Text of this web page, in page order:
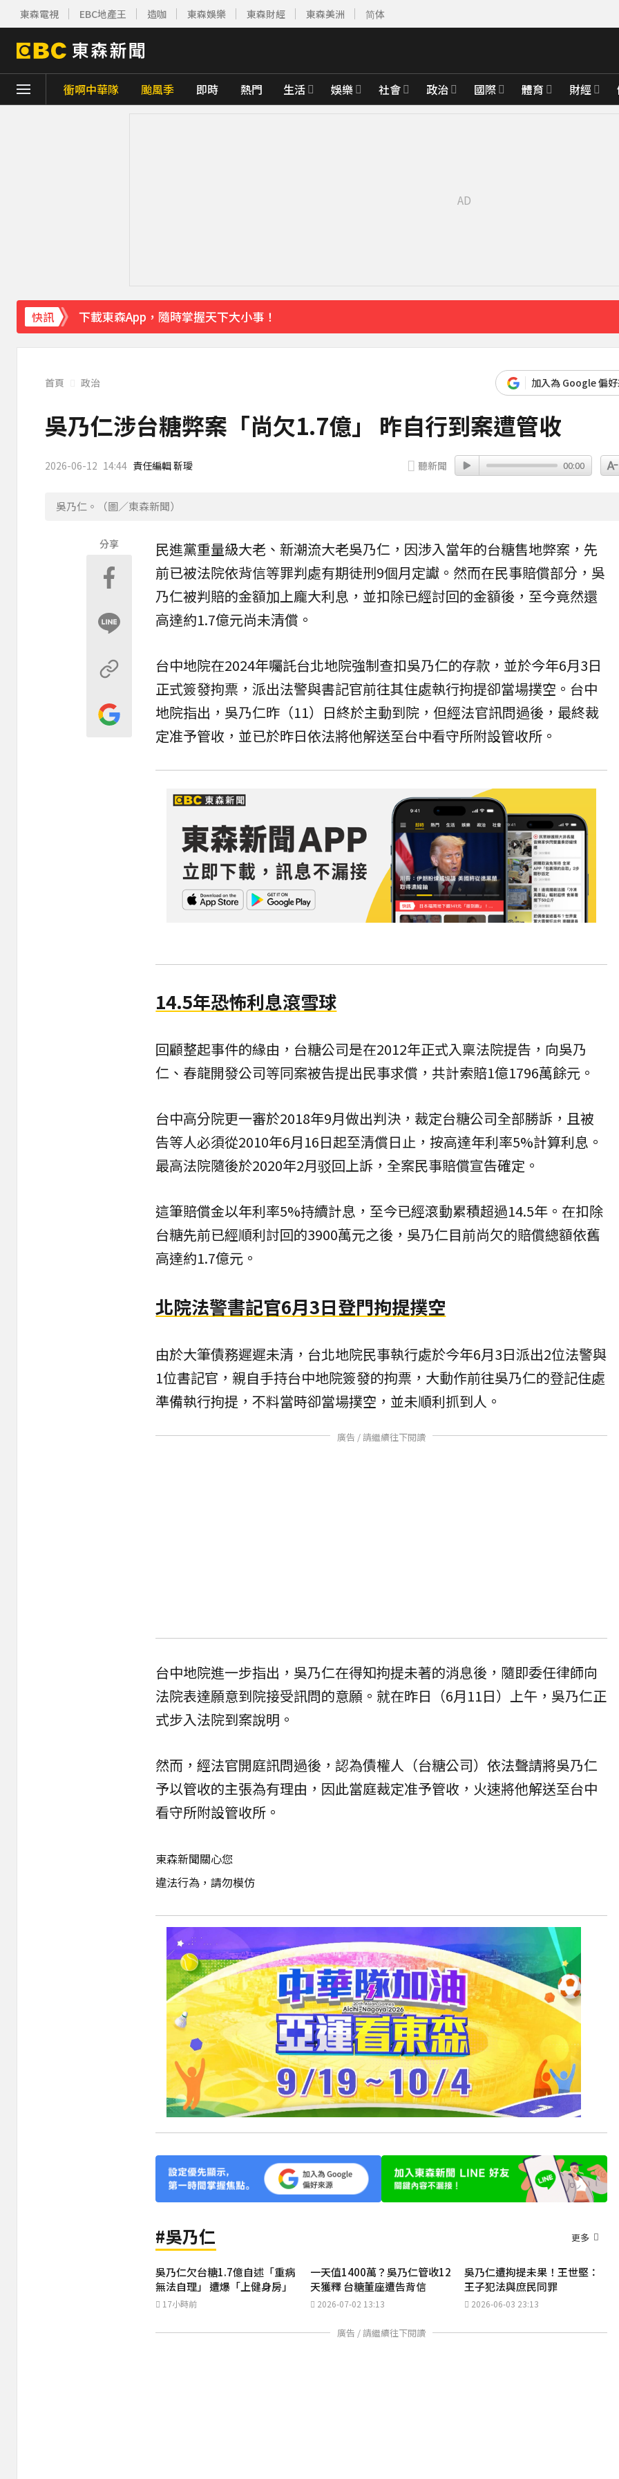
東森電視 EBC地產王 造咖 東森娛樂 東森財經 東森美洲 简体
衝啊中華隊 颱風季 即時 熱門 生活 娛樂 社會 政治 國際 體育 財經
快訊
《理財達人秀》X 安聯投信免費講座報名中！搶先卡位 2027
首頁 政治 加入為 Google 偏
吳乃仁涉台糖弊案「尚欠1.7億」 昨自行到案遭管收
2026-06-12 14:44 責任編輯 靳璦 聽新聞 00:00
吳乃仁。（圖／東森新聞）
分享 民進黨重量級大老、新潮流大老吳乃仁 ，因涉入當年的台糖售地弊案 ，先
前已被法院依背信等罪判處有期徒刑9個月定讞。然而在民事賠償部分，吳
乃仁被判賠的金額加上龐大利息，並扣除已經討回的金額後，至今竟然還
高達約1.7億元尚未清償。
台中地院在2024年囑託台北地院強制查扣吳乃仁的存款，並於今年6月3日
正式簽發拘票，派出法警與書記官前往其住處執行拘提卻當場撲空。台中
地院指出，吳乃仁昨（11）日終於主動到院，但經法官訊問過後，最終裁
定准予管收 ，並已於昨日依法將他解送至台中看守所附設管收所。
14.5年恐怖利息滾雪球
回顧整起事件的緣由，台糖公司是在2012年正式入稟法院提告，向吳乃
仁、春龍開發公司等同案被告提出民事求償，共計索賠1億1796萬餘元。
台中高分院更一審於2018年9月做出判決，裁定台糖公司全部勝訴，且被
告等人必須從2010年6月16日起至清償日止，按高達年利率5%計算利息。
最高法院隨後於2020年2月驳回上訴，全案民事賠償宣告確定。
這筆賠償金以年利率5%持續計息，至今已經滾動累積超過14.5年。在扣除
台糖先前已經順利討回的3900萬元之後，吳乃仁目前尚欠的賠償總額依舊
高達約1.7億元。
北院法警書記官6月3日登門拘提撲空
由於大筆債務遲遲未清，台北地院民事執行處於今年6月3日派出2位法警與
1位書記官，親自手持台中地院簽發的拘票，大動作前往吳乃仁的登記住處
準備執行拘提，不料當時卻當場撲空，並未順利抓到人。
廣告 / 請繼續往下閱讀
台中地院進一步指出，吳乃仁在得知拘提未著的消息後，隨即委任律師向
法院表達願意到院接受訊問的意願。就在昨日（6月11日）上午，吳乃仁正
式步入法院到案說明。
然而，經法官開庭訊問過後，認為債權人（台糖公司）依法聲請將吳乃仁
予以管收的主張為有理由，因此當庭裁定准予管收，火速將他解送至台中
看守所附設管收所。
東森新聞關心您
違法行為，請勿模仿
#吳乃仁 更多
吳乃仁欠台糖1.7億自述「重病
無法自理」 遭爆「上健身房」
17小時前
一天值1400萬？吳乃仁管收12
天獲釋 台糖董座遭告背信
2026-07-02 13:13
吳乃仁遭拘提未果！王世堅：
王子犯法與庶民同罪
2026-06-03 23:13
廣告 / 請繼續往下閱讀